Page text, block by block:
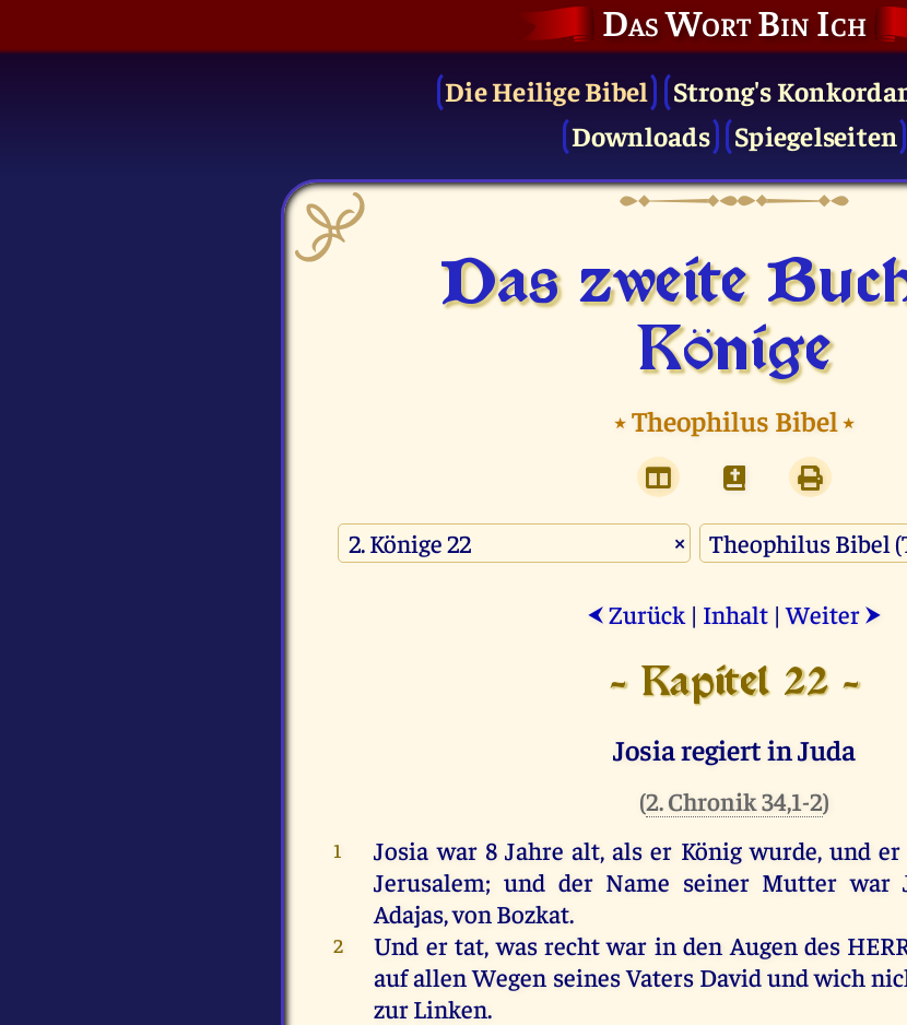
Das Wort Bin Ich
Die Heilige Bibel Strong's
Downloads
Spiegelseiten
Das zweite
Könige
⭑Theophilus Bibel⭑
×
⮜ Zurück | Inhalt |Weiter ⮞
- Kapitel 22 -
Josia regiert in Juda
(2. Chronik 34,1-2)
1 Josia war8 Jahre alt,als er König wurde, und er
Jerusalem; und der Name seiner Mutter war
Adajas,von Bozkat.
2 Und er tat,was recht war in den Augen des
aufallen Wegen seinesVaters David undwich
zurLinken.